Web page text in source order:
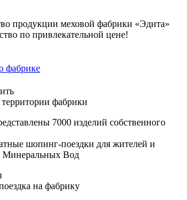
продукции меховой фабрики «Эдита»
по привлекательной цене!
фабрике
фабрики
7000 изделий собственного
шопинг-поездки для жителей и
Минеральных Вод
на фабрику